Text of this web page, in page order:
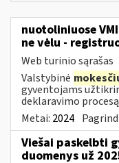
nuotoliniuose
ne vėlu -
Web turinio sąrašas
Valstybinė
gyventojams
deklaravimo
Metai: 2024
Viešai paskelbti
duomenys už